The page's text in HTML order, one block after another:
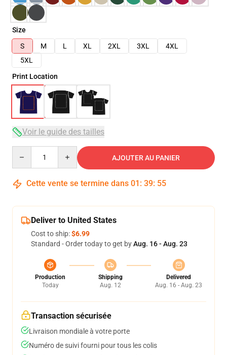
Size
S
M L XL 2XL 3XL
4XL
5XL
Print Location
Voir le guide des tailles
AJOUTER AU PANIER
Cette vente se termine dans 01 : 39: 54
Deliver to United States
Cost to ship:$6.99
Standard - Order today to get byAug. 16 - Aug. 23
Production
Today
Shipping
Aug. 12
Delivered
Aug. 16 - Aug. 23
Transaction sécurisée
Livraison mondiale à votre porte
Numéro de suivi fourni pour tous les colis